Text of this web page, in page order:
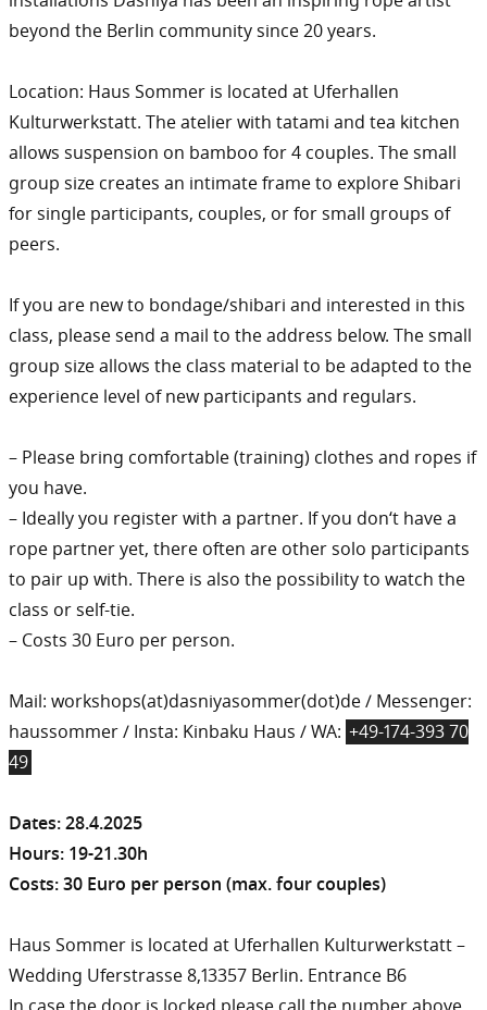
beyond the Berlin community since 20 years.
Location: Haus Sommer is located at Uferhallen
Kulturwerkstatt. The atelier with tatami and tea kitchen
allows suspension on bamboo for 4 couples. The small
group size creates an intimate frame to explore Shibari
for single participants, couples, or for small groups of
peers.
If you are new to bondage/shibari and interested in this
class, please send a mail to the address below. The small
group size allows the class material to be adapted to the
experience level of new participants and regulars.
– Please bring comfortable (training) clothes and ropes if
you have.
– Ideally you register with a partner. If you don‘t have a
rope partner yet, there often are other solo participants
to pair up with. There is also the possibility to watch the
class or self-tie.
– Costs 30 Euro per person.
Mail: workshops(at)dasniyasommer(dot)de / Messenger:
haussommer / Insta: Kinbaku Haus / WA: +49-174-393 70
49
Dates: 28.4.2025
Hours: 19-21.30h
Costs: 30 Euro per person (max. four couples)
Haus Sommer is located at Uferhallen Kulturwerkstatt –
Wedding Uferstrasse 8,13357 Berlin. Entrance B6